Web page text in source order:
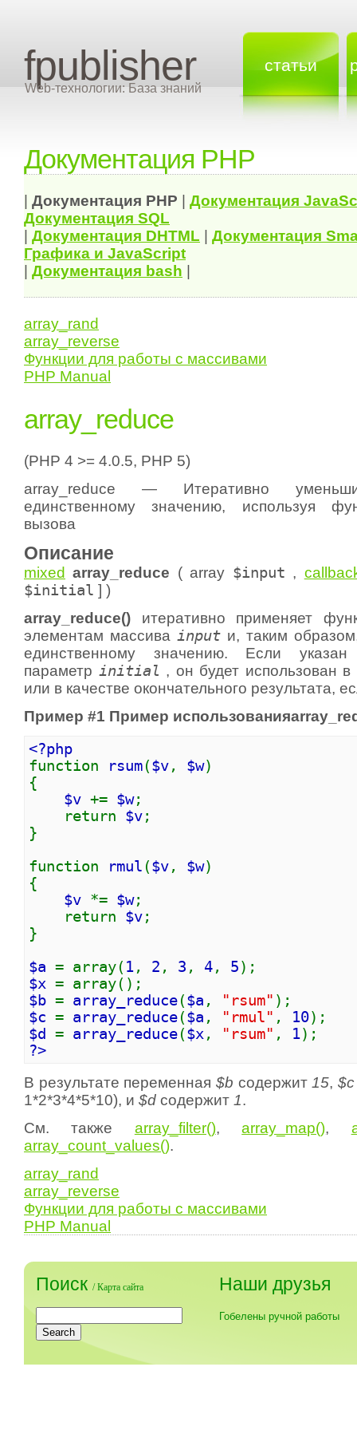
fpublisher
Web-технологии: База знаний
статьи
Документация PHP
Документация PHP Документация
Документация SQL
Документация DHTML
Документация
Графика и JavaScript
Документация bash
array_rand
array_reverse
Функции для работы с массивами
PHP Manual
array_reduce
(PHP 4 >= 4.0.5, PHP 5)
array_reduce — Итеративно
единственному значению, используя
вызова
Описание
mixed array_reduce ( array $input ,
$initial ] )
array_reduce() итеративно применяет
элементам массива input и, таким
единственному значению. Если указан
параметр initial , он будет использован
или в качестве окончательного результата,
Пример #1 Пример использования
<?php
function
rsum($v, $w)
{
$v += $w;
return $v;
}
function
rmul ($v, $w)
{
$v *= $w;
return $v;
}
$a = array( 1, 2 , 3 , 4, 5);
$x = array();
$b = array_reduce($a , "rsum" );
$c = array_reduce($a , "rmul" , 10);
$d = array_reduce($x, "rsum" , 1);
?>
В результате переменная $b содержит15,$c
1*2*3*4*5*10), и $d содержит 1.
См. также array_filter(),array_map(),
array_count_values().
array_rand
array_reverse
Функции для работы с массивами
PHP Manual
Поиск /Карта сайта Наши друзья
Гобелены ручной работы